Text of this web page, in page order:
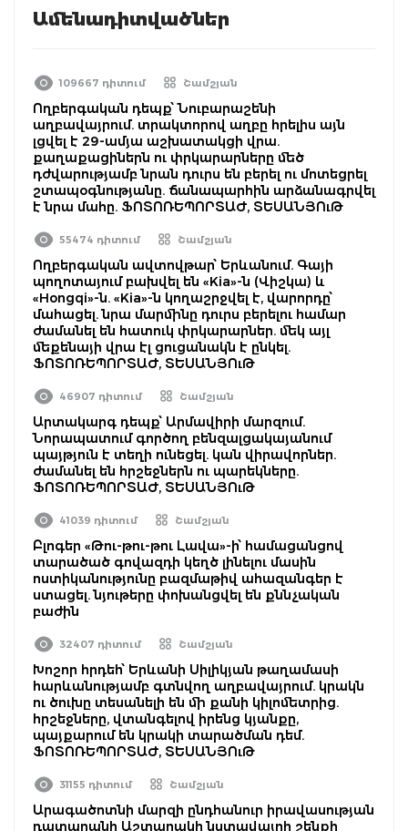
Ամենադիտվածներ
109667 դիտում Շամշյան
Ողբերգական դեպք՝ Նուբարաշենի
աղբավայրում. տրակտորով աղբը հրելիս այն
լցվել է 29-ամյա աշխատակցի վրա.
քաղաքացիներն ու փրկարարները մեծ
դժվարությամբ նրան դուրս են բերել ու մոտեցրել
շտապօգնությանը. ճանապարհին արձանագրվել
է նրա մահը. ՖՈՏՈՌԵՊՈՐՏԱԺ, ՏԵՍԱՆՅՈւԹ
55474 դիտում Շամշյան
Ողբերգական ավտովթար՝ Երևանում. Գայի
պողոտայում բախվել են «Kia»-ն (Վիշկա) և
«Hongqi»-ն. «Kia»-ն կողաշրջվել է, վարորդը՝
մահացել. նրա մարմինը դուրս բերելու համար
ժամանել են հատուկ փրկարարներ. մեկ այլ
մեքենայի վրա էլ ցուցանակն է ընկել.
ՖՈՏՈՌԵՊՈՐՏԱԺ, ՏԵՍԱՆՅՈւԹ
46907 դիտում Շամշյան
Արտակարգ դեպք՝ Արմավիրի մարզում.
Նորապատում գործող բենզալցակայանում
պայթյուն է տեղի ունեցել. կան վիրավորներ.
ժամանել են հրշեջներն ու պարեկները.
ՖՈՏՈՌԵՊՈՐՏԱԺ, ՏԵՍԱՆՅՈւԹ
41039 դիտում Շամշյան
Բլոգեր «Թու-թու-թու Լավա»-ի՝ համացանցով
տարածած գովազդի կեղծ լինելու մասին
ոստիկանությունը բազմաթիվ ահազանգեր է
ստացել. նյութերը փոխանցվել են քննչական
բաժին
32407 դիտում Շամշյան
Խոշոր հրդեհ՝ Երևանի Սիլիկյան թաղամասի
հարևանությամբ գտնվող աղբավայրում. կրակն
ու ծուխը տեսանելի են մի քանի կիլոմետրից.
հրշեջները, վտանգելով իրենց կյանքը,
պայքարում են կրակի տարածման դեմ.
ՖՈՏՈՌԵՊՈՐՏԱԺ, ՏԵՍԱՆՅՈւԹ
31155 դիտում Շամշյան
Արագածոտնի մարզի ընդհանուր իրավասության
դատարանի Աշտարակի նստավայրի շենքի